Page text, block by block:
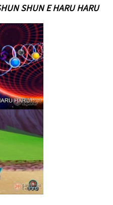
SHUN E HARU HARU